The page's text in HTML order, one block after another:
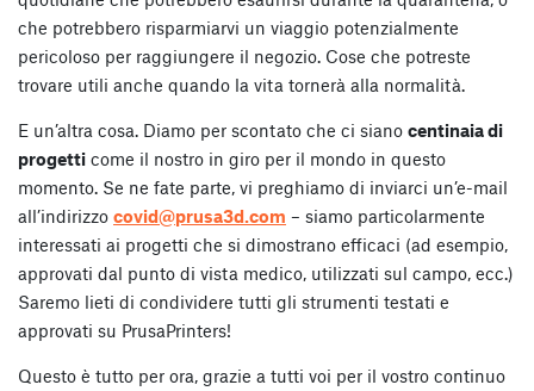
che potrebbero risparmiarvi un viaggio potenzialmente
pericoloso per raggiungere il negozio. Cose che potreste
trovare utili anche quando la vita tornerà alla normalità.
E un’altra cosa. Diamo per scontato che ci siano centinaia di
progetti come il nostro in giro per il mondo in questo
momento. Se ne fate parte, vi preghiamo di inviarci un’e-mail
all’indirizzo covid@prusa3d.com – siamo particolarmente
interessati ai progetti che si dimostrano efficaci (ad esempio,
approvati dal punto di vista medico, utilizzati sul campo, ecc.)
Saremo lieti di condividere tutti gli strumenti testati e
approvati su PrusaPrinters!
Questo è tutto per ora, grazie a tutti voi per il vostro continuo